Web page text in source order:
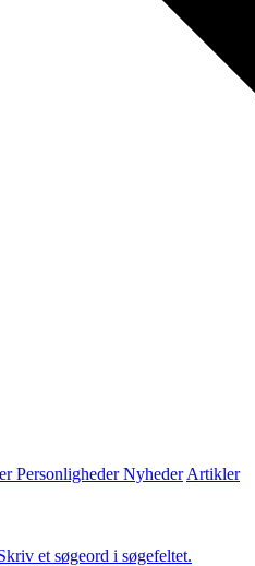
Personligheder Nyheder Artikler
et søgeord i søgefeltet.